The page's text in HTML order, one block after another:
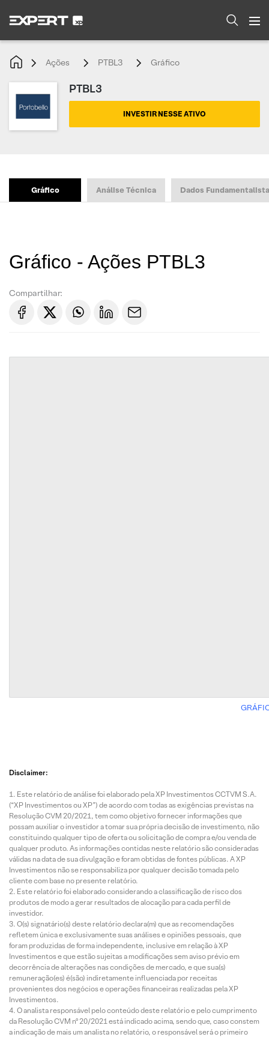
Ações PTBL3 Gráfico
PTBL3
INVESTIR NESSE ATIVO
Gráfico Análise Técnica Dados
Gráfico - Ações PTBL3
Compartilhar:
Disclaimer:
Este relatório de análise foi elaborado pela XP Investimentos CCTVM S.A.
(“XP Investimentos ou XP”) de acordo com todas as exigências previstas na
Resolução CVM 20/2021, tem como objetivo fornecer informações que
possam auxiliar o investidor a tomar sua própria decisão de investimento, não
constituindo qualquer tipo de oferta ou solicitação de compra e/ou venda de
qualquer produto. As informações contidas neste relatório são consideradas
válidas na data de sua divulgação e foram obtidas de fontes públicas. A XP
Investimentos não se responsabiliza por qualquer decisão tomada pelo
cliente com base no presente relatório.
Este relatório foi elaborado considerando a classificação de risco dos
produtos de modo a gerar resultados de alocação para cada perfil de
investidor.
O(s) signatário(s) deste relatório declara(m) que as recomendações
refletem única e exclusivamente suas análises e opiniões pessoais, que
foram produzidas de forma independente, inclusive em relação à XP
Investimentos e que estão sujeitas a modificações sem aviso prévio em
decorrência de alterações nas condições de mercado, e que sua(s)
remuneração(es) é(são) indiretamente influenciada por receitas
provenientes dos negócios e operações financeiras realizadas pela XP
Investimentos.
O analista responsável pelo conteúdo deste relatório e pelo cumprimento
da Resolução CVM nº 20/2021 está indicado acima, sendo que, caso constem
a indicação de mais um analista no relatório, o responsável será o primeiro